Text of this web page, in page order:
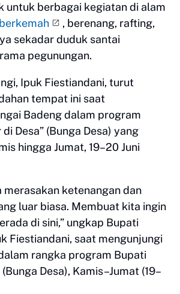
untuk berbagai kegiatan di alam
berkemah
, berenang, rafting,
sekadar duduk santai
pegunungan.
Ipuk Fiestiandani, turut
tempat ini saat
Badeng dalam program
Desa” (Bunga Desa) yang
hingga Jumat, 19–20 Juni
merasakan ketenangan dan
luar biasa. Membuat kita ingin
di sini,” ungkap Bupati
Fiestiandani, saat mengunjungi
rangka program Bupati
Desa), Kamis–Jumat (19–